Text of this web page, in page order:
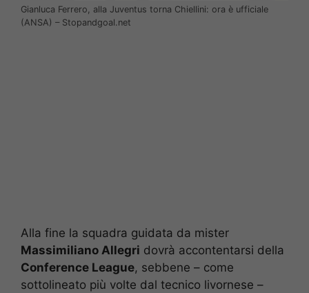
Gianluca Ferrero, alla Juventus torna Chiellini: ora è ufficiale
(ANSA) – Stopandgoal.net
Alla fine la squadra guidata da mister
Massimiliano Allegri dovrà accontentarsi della
Conference League, sebbene – come
sottolineato più volte dal tecnico livornese –